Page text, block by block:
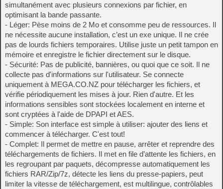
simultanément avec plusieurs connexions par fichier, en
optimisant la bande passante.
- Léger: Pèse moins de 2 Mo et consomme peu de ressources. Il
ne nécessite aucune installation, c’est un exe unique. Il ne crée
pas de lourds fichiers temporaires. Utilise juste un petit tampon en
mémoire et enregistre le fichier directement sur le disque.
- Sécurité: Pas de publicité, bannières, ou quoi que ce soit. Il ne
collecte pas d'informations sur l'utilisateur. Se connecte
uniquement à MEGA.CO.NZ pour télécharger les fichiers, et
vérifie périodiquement les mises à jour. Rien d'autre. Et les
informations sensibles sont stockées localement en interne et
sont cryptées à l'aide de DPAPI et AES.
- Simple: Son interface est simple à utiliser: ajouter des liens et
commencer à télécharger. C'est tout!
- Complet: Il permet de mettre en pause, arrêter et reprendre des
téléchargements de fichiers. Il met en file d’attente les fichiers, en
les regroupant par paquets, décompresse automatiquement les
fichiers RAR/Zip/7z, détecte les liens du presse-papiers, peut
limiter la vitesse de téléchargement, est multilingue, contrôlables